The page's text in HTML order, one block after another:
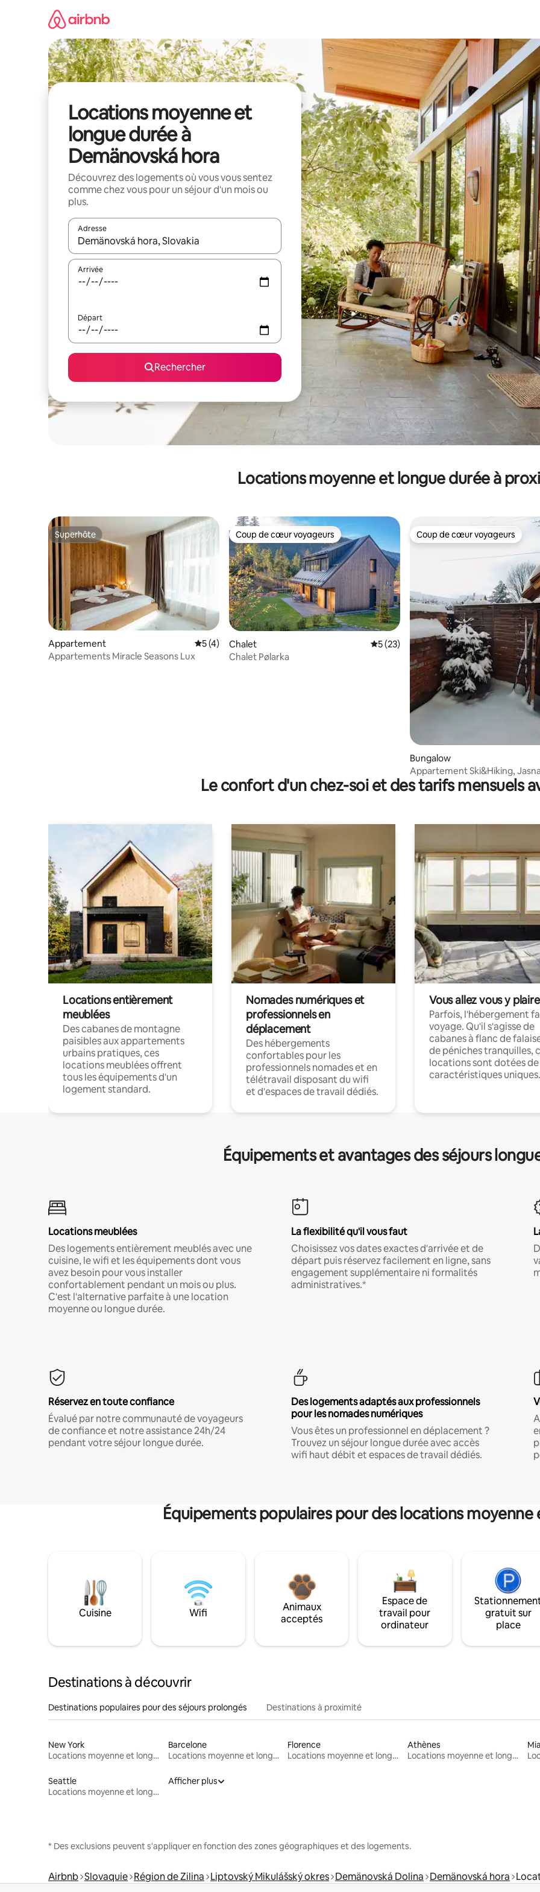
Locations moyenne et
longue durée à
Demänovská hora
Découvrez des logements où vous vous sentez
comme chez vous pour un séjour d'un mois ou
plus.
Adresse
Lorsque les résultats s'affichent, utilisez les flèches vers le haut et vers le bas pour les parcourir ou en appuyant et en
Arrivée
Départ
Rechercher
Locations moyenne et longue durée à
Superhôte
Superhôte
Appartement Évaluation moyenne sur la base de 4 commentaires : 5 sur 5
5 (4)
Appartements Miracle Seasons Lux
Coup de cœur voyageurs
Coup de cœur voyageurs
Chalet Évaluation moyenne sur la base de 23
5 (23)
Chalet Pølarka
Coup de cœur voyageurs
Coup de cœur voyageurs
Bungalow
Appartement Ski&Hiking,
Le confort d'un chez-soi et des tarifs mensuels
Locations entièrement
meublées
Des cabanes de montagne
paisibles aux appartements
urbains pratiques, ces
locations meublées offrent
tous les équipements d'un
logement standard.
Nomades numériques et
professionnels en
déplacement
Des hébergements
confortables pour les
professionnels nomades et en
télétravail disposant du wifi
et d'espaces de travail dédiés.
Vous allez vous y plaire
Parfois, l'hébergement
voyage. Qu'il s'agisse de
cabanes à flanc de
de péniches tranquilles,
locations sont dotées de
caractéristiques uniques.
Équipements et avantages des séjours
Locations meublées
Des logements entièrement meublés avec une
cuisine, le wifi et les équipements dont vous
avez besoin pour vous installer
confortablement pendant un mois ou plus.
C'est l'alternative parfaite à une location
moyenne ou longue durée.
La flexibilité qu'il vous faut
Choisissez vos dates exactes d'arrivée et de
départ puis réservez facilement en ligne, sans
engagement supplémentaire ni formalités
administratives.*
Réservez en toute confiance
Évalué par notre communauté de voyageurs
de confiance et notre assistance 24h/24
pendant votre séjour longue durée.
Des logements adaptés aux professionnels
pour les nomades numériques
Vous êtes un professionnel en déplacement ?
Trouvez un séjour longue durée avec accès
wifi haut débit et espaces de travail dédiés.
Équipements populaires pour des locations
Cuisine Wifi
Animaux
acceptés
Espace de
travail pour
ordinateur
gratuit sur
place
Destinations à découvrir
Destinations populaires pour des séjours prolongés Destinations à proximité
New York
Locations moyenne et longue durée
Barcelone
Locations moyenne et longue durée
Florence
Locations moyenne et longue durée
Athènes
Locations moyenne et longue durée
Seattle
Locations moyenne et longue durée
Afficher plus
* Des exclusions peuvent s'appliquer en fonction des zones géographiques et des logements.
Airbnb Slovaquie Région de Zilina Liptovský Mikulášský okres Demänovská Dolina Demänovská hora